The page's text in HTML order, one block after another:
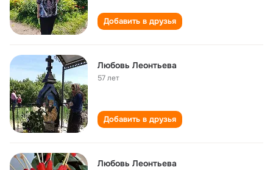
Добавить в друзья
Любовь Леонтьева
57 лет
Добавить в друзья
Любовь Леонтьева